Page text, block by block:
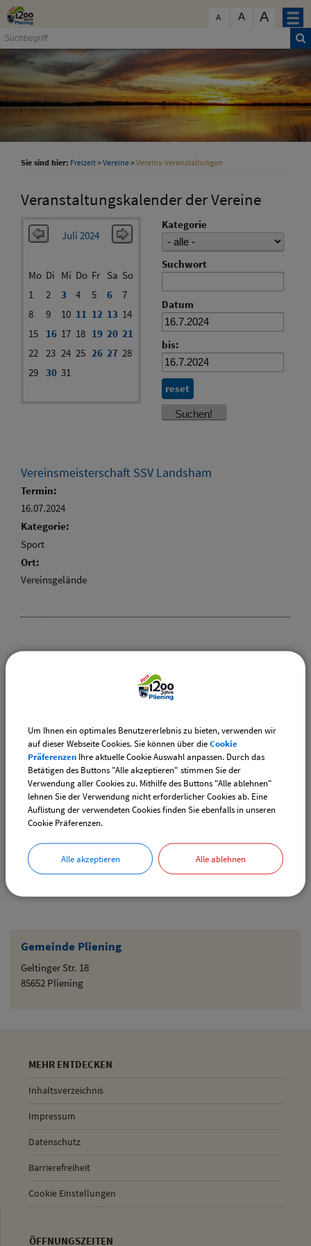
Zum Inhalt
A A A
Gemeinde Pliening
Geltinger Str. 18
85652 Pliening
Sie sind hier: Freizeit>Vereine>Vereins-Veranstaltungen
Veranstaltungskalender der Vereine
Juli 2024
Mo Di Mi Do Fr Sa So
1
2 3 4 5 6
7
8
9 10 11 12 13 14
15
16 17 18 19 20 21
22 23 24 25 26 27 28
29 30 31
Kategorie
Suchwort
Datum
bis:
reset
Vereinsmeisterschaft SSV Landsham
Termin:
16.07.2024
Kategorie:
Sport
Ort:
Vereinsgelände
Vereinsangebote speziell für junge Leute
Downloads
Den gewählten Termin als VCS-Kalenderdatei
downloaden
Den gewählten Termin als iCal-Kalenderdatei
MEHR ENTDECKEN
Inhaltsverzeichnis
Impressum
Datenschutz
Barrierefreiheit
Cookie Einstellungen
ÖFFNUNGSZEITEN
Um Ihnen ein optimales Benutzererlebnis zu bieten, verwenden wir
auf dieser Webseite Cookies. Sie können über dieCookie
Präferenzen Ihre aktuelle Cookie Auswahl anpassen. Durch das
Betätigen des Buttons "Alle akzeptieren" stimmen Sie der
Verwendung aller Cookies zu. Mithilfe des Buttons "Alle ablehnen"
lehnen Sie der Verwendung nicht erforderlicher Cookies ab. Eine
Auflistung der verwendeten Cookies finden Sie ebenfalls in unseren
Cookie Präferenzen.
Alle akzeptieren Alle ablehnen
schließen